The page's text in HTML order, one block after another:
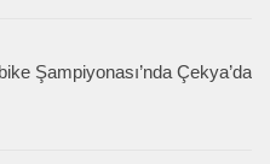
Şampiyonası’nda Çekya’da